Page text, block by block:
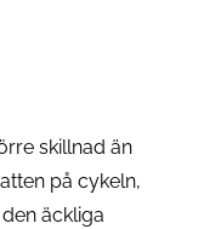
skillnad än
på cykeln,
äckliga